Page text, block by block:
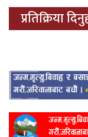
प्रतिक्रिया